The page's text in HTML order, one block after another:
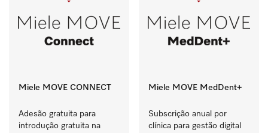
Miele MOVE CONNECT
Adesão gratuita para
introdução gratuita na
Miele MOVE MedDent+
Subscrição anual por
clínica para gestão digital